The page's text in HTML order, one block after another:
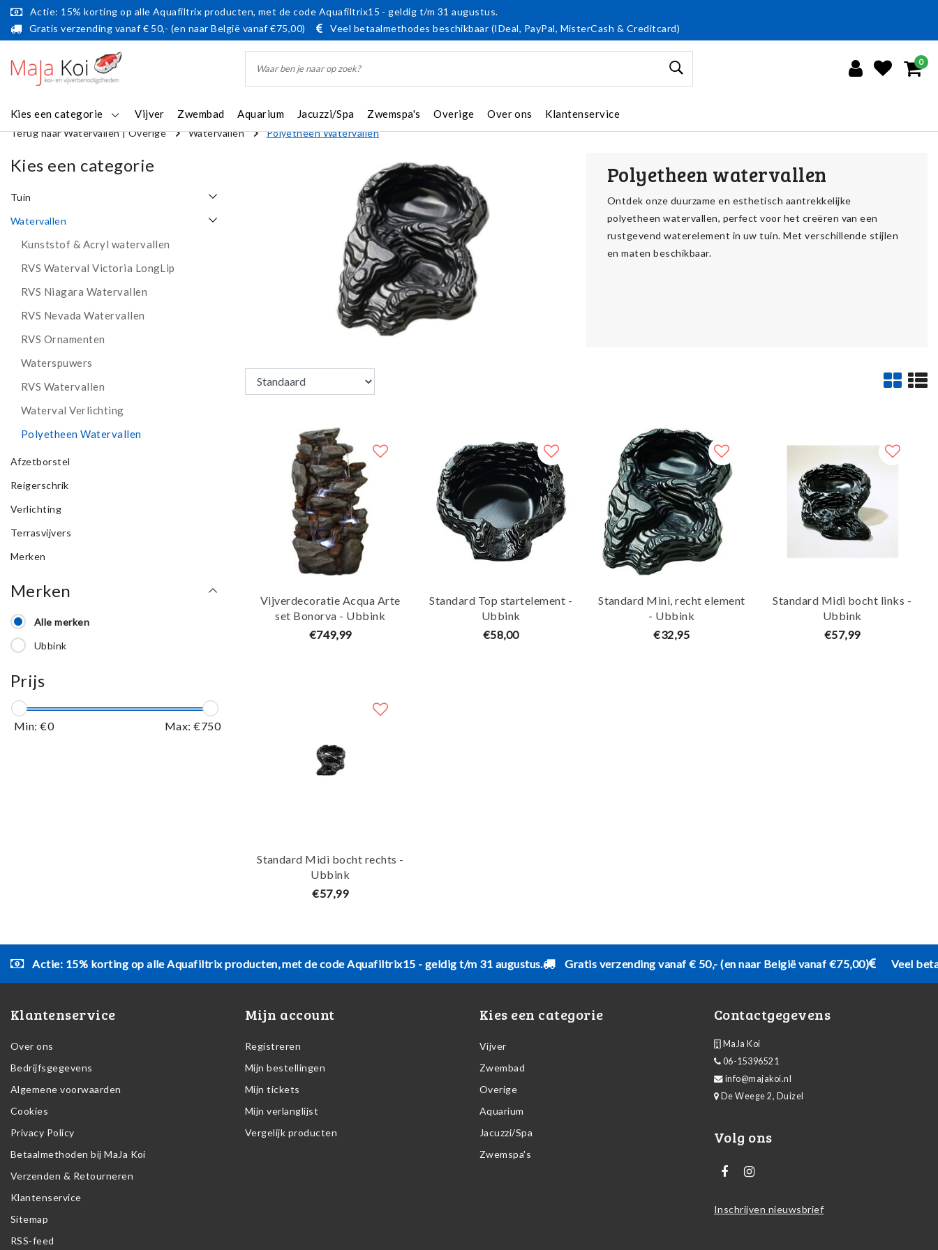
Actie: 15% korting op alle Aquafiltrix producten, met de code Aquafiltrix15 - geldig t/m 31 augustus.
Gratis verzending vanaf € 50,- (en naar België vanaf €75,00)
Veel betaalmethodes beschikbaar (IDeal, PayPal, MisterCash & Creditcard)
0
Kies een categorie Vijver Zwembad Aquarium Jacuzzi/Spa Zwemspa's Overige Over ons Klantenservice
Terug naar Watervallen|Overige Watervallen Polyetheen Watervallen
Kies een categorie
Tuin
Watervallen
Kunststof & Acryl watervallen
RVS Waterval Victoria LongLip
RVS Niagara Watervallen
RVS Nevada Watervallen
RVS Ornamenten
Waterspuwers
RVS Watervallen
Waterval Verlichting
Polyetheen Watervallen
Afzetborstel
Reigerschrik
Verlichting
Terrasvijvers
Merken
Merken
Alle merken
Ubbink
Prijs
Min: €0 Max: €750
Polyetheen watervallen
Ontdek onze duurzame en esthetisch aantrekkelijke
polyetheen watervallen, perfect voor het creëren van een
rustgevend waterelement in uw tuin. Met verschillende stijlen
en maten beschikbaar.
Vijverdecoratie Acqua Arte
set Bonorva - Ubbink
€749,99
Standard Top startelement -
Ubbink
€58,00
Standard Mini, recht element
- Ubbink
€32,95
Standard Midi bocht links -
Ubbink
€57,99
Standard Midi bocht rechts -
Ubbink
€57,99
Actie: 15% korting op alle Aquafiltrix producten, met de code Aquafiltrix15 - geldig t/m 31 augustus. Gratis verzending vanaf € 50,- (en naar België vanaf €75,00) Veel
Klantenservice
Over ons
Bedrijfsgegevens
Algemene voorwaarden
Cookies
Privacy Policy
Betaalmethoden bij MaJa Koi
Verzenden & Retourneren
Klantenservice
Sitemap
RSS-feed
Mijn account
Registreren
Mijn bestellingen
Mijn tickets
Mijn verlanglijst
Vergelijk producten
Kies een categorie
Vijver
Zwembad
Overige
Aquarium
Jacuzzi/Spa
Zwemspa's
Contactgegevens
MaJa Koi
06-15396521
info@majakoi.nl
De Weege 2, Duizel
Volg ons
Inschrijven nieuwsbrief